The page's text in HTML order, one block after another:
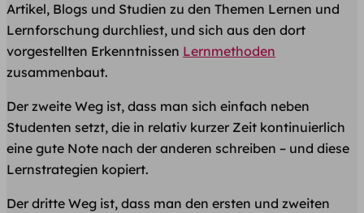
Artikel, Blogs und Studien zu den Themen Lernen und
Lernforschung durchliest, und sich aus den dort
vorgestellten Erkenntnissen Lernmethoden
zusammenbaut.
Der zweite Weg ist, dass man sich einfach neben
Studenten setzt, die in relativ kurzer Zeit kontinuierlich
eine gute Note nach der anderen schreiben – und diese
Lernstrategien kopiert.
Der dritte Weg ist, dass man den ersten und zweiten